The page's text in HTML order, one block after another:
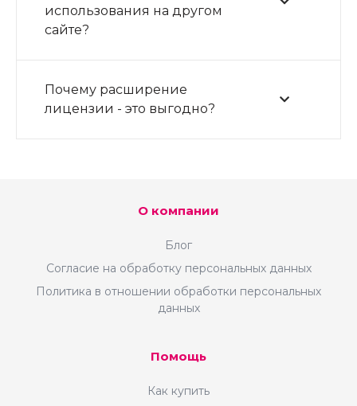
использования на другом
сайте?
Почему расширение
лицензии - это выгодно?
О компании
Блог
Согласие на обработку персональных данных
Политика в отношении обработки персональных
данных
Помощь
Как купить